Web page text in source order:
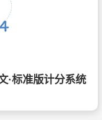
·标准版计分系统